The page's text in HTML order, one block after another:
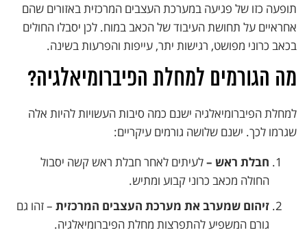
תופעה כזו של פגיעה במערכת העצבים המרכזית באזורים שהם
אחראיים על תחושת העיבוד של הכאב במוח. לכן יסבלו החולים
בכאב כרוני מפושט, רגישות יתר, עייפות והפרעות בשינה.
מה הגורמים למחלת הפיברומיאלגיה?
למחלת הפיברומיאלגיה ישנם כמה סיבות העשויות להיות אלה
שגרמו לכך. ישנם שלושה גורמים עיקריים:
חבלת ראש –לעיתים לאחר חבלת ראש קשה יסבול
החולה מכאב כרוני קבוע ומתיש.
זיהום שמערב את מערכת העצבים המרכזית – זהו גם
גורם המשפיע להתפרצות מחלת הפיברומיאלגיה.